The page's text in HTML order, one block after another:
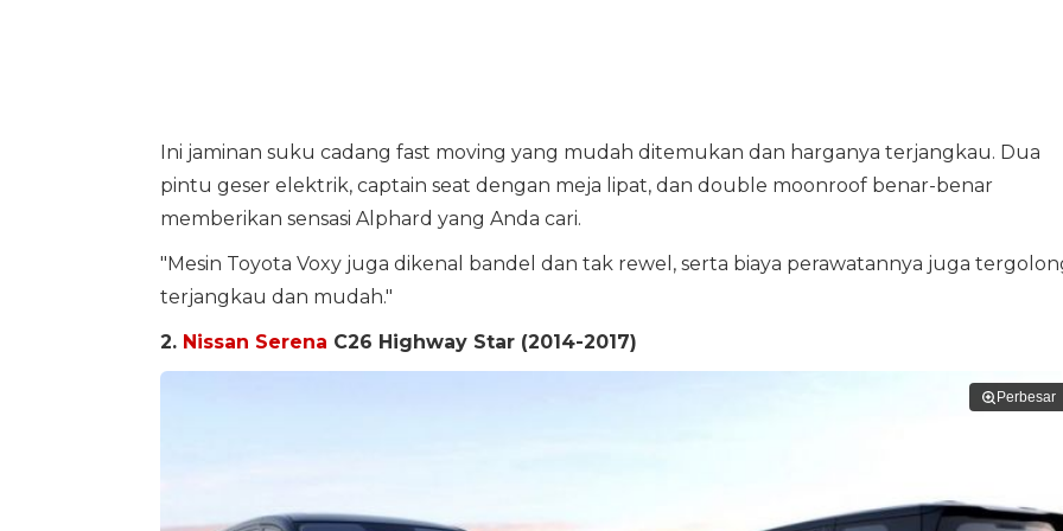
Ini jaminan suku cadang fast moving yang mudah ditemukan dan harganya terjangkau. Dua
pintu geser elektrik, captain seat dengan meja lipat, dan double moonroof benar-benar
memberikan sensasi Alphard yang Anda cari.
"Mesin Toyota Voxy juga dikenal bandel dan tak rewel, serta biaya perawatannya juga
terjangkau dan mudah."
2. Nissan Serena C26 Highway Star (2014-2017)
Perbesar